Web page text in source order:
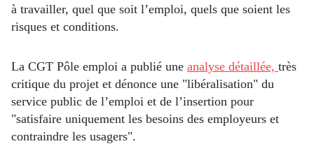
à travailler, quel que soit l’emploi, quels que soient les
risques et conditions.
La CGT Pôle emploi a publié une analyse détaillée, très
critique du projet et dénonce une "libéralisation" du
service public de l’emploi et de l’insertion pour
"satisfaire uniquement les besoins des employeurs et
contraindre les usagers".